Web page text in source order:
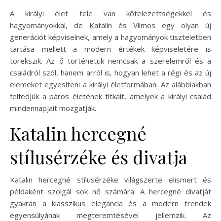
A királyi élet tele van kötelezettségekkel és
hagyományokkal, de Katalin és Vilmos egy olyan új
generációt képviselnek, amely a hagyományok tiszteletben
tartása mellett a modern értékek képviseletére is
törekszik. Az ő történetük nemcsak a szerelemről és a
családról szól, hanem arról is, hogyan lehet a régi és az új
elemeket egyesíteni a királyi életformában. Az alábbiakban
felfedjük a páros életének titkait, amelyek a királyi család
mindennapjait mozgatják.
Katalin hercegné
stílusérzéke és divatja
Katalin hercegné stílusérzéke világszerte elismert és
példaként szolgál sok nő számára. A hercegné divatját
gyakran a klasszikus elegancia és a modern trendek
egyensúlyának megteremtésével jellemzik. Az